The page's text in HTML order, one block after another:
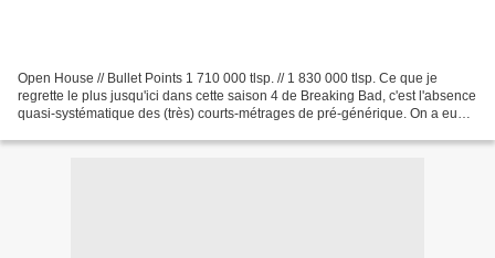
Open House // Bullet Points 1 710 000 tlsp. // 1 830 000 tlsp. Ce que je
regrette le plus jusqu'ici dans cette saison 4 de Breaking Bad, c'est l'absence
quasi-systématique des (très) courts-métrages de pré-générique. On a eu